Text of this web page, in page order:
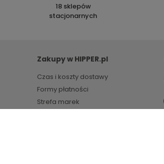
18 sklepów
stacjonarnych
Zakupy w HIPPER.pl
Czas i koszty dostawy
Formy płatności
Strefa marek